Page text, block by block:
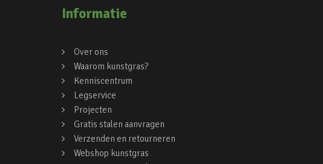
Informatie
Over ons
Waarom kunstgras?
Kenniscentrum
Legservice
Projecten
Gratis stalen aanvragen
Verzenden en retourneren
Webshop kunstgras